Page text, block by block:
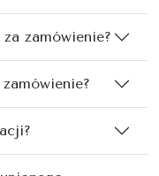
zamówienie?